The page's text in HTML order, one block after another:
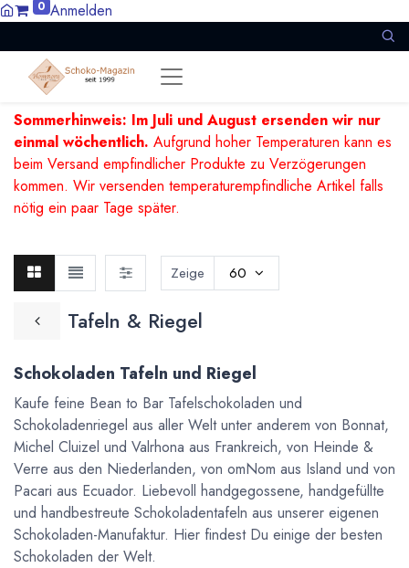
0 Anmelden
Sommerhinweis: Im Juli und August ersenden wir nur
einmal wöchentlich. Aufgrund hoher Temperaturen kann es
beim Versand empfindlicher Produkte zu Verzögerungen
kommen. Wir versenden temperaturempfindliche Artikel falls
nötig ein paar Tage später.
Tafeln & Riegel
Zeige 60
Schokoladen Tafeln und Riegel
Kaufe feine Bean to Bar Tafelschokoladen und
Schokoladenriegel aus aller Welt unter anderem von Bonnat,
Michel Cluizel und Valrhona aus Frankreich, von Heinde &
Verre aus den Niederlanden, von omNom aus Island und von
Pacari aus Ecuador. Liebevoll handgegossene, handgefüllte
und handbestreute Schokoladentafeln aus unserer eigenen
Schokoladen-Manufaktur. Hier findest Du einige der besten
Schokoladen der Welt.